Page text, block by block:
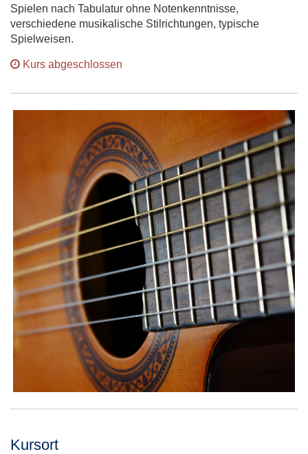
Spielen nach Tabulatur ohne Notenkenntnisse,
verschiedene musikalische Stilrichtungen, typische
Spielweisen.
Kurs abgeschlossen
Kursort